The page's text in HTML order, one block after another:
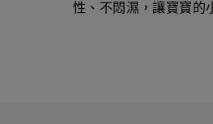
性、不悶濕，讓寶寶的